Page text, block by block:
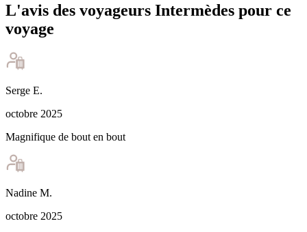
L'avis des voyageurs Intermèdes pour ce
voyage
Serge E.
octobre 2025
Magnifique de bout en bout
Nadine M.
octobre 2025